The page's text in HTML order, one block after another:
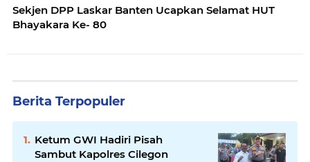
Sekjen DPP Laskar Banten Ucapkan Selamat HUT
Bhayakara Ke- 80
Berita Terpopuler
Ketum GWI Hadiri Pisah
Sambut Kapolres Cilegon